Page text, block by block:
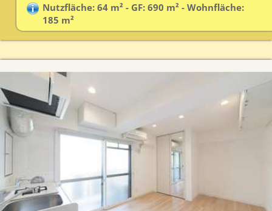
Nutzfläche: 64 m² - GF: 690 m² - Wohnfläche:
185 m²